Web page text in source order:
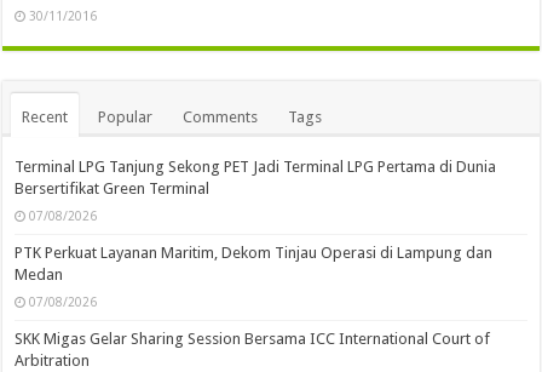
30/11/2016
Recent Popular Comments Tags
Terminal LPG Tanjung Sekong PET Jadi Terminal LPG Pertama di Dunia
Bersertifikat Green Terminal
07/08/2026
PTK Perkuat Layanan Maritim, Dekom Tinjau Operasi di Lampung dan
Medan
07/08/2026
SKK Migas Gelar Sharing Session Bersama ICC International Court of
Arbitration